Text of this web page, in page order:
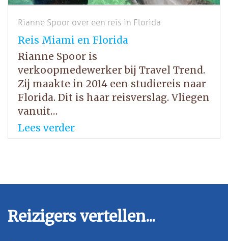
Rianne Spoor over een reis in Florida
Reis Miami en Florida
Rianne Spoor is
verkoopmedewerker bij Travel Trend.
Zij maakte in 2014 een studiereis naar
Florida. Dit is haar reisverslag. Vliegen
vanuit…
Lees verder
Reizigers vertellen...